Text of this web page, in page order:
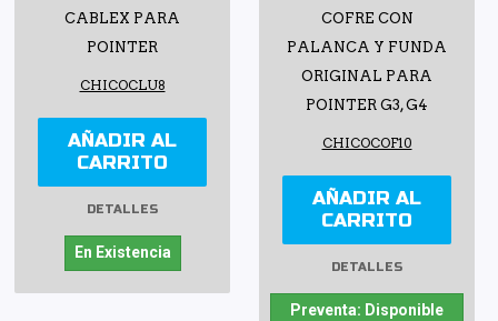
CABLEX PARA
POINTER
CHICOCLU8
AÑADIR AL
CARRITO
DETALLES
En Existencia
COFRE CON
PALANCA Y FUNDA
ORIGINAL PARA
POINTER G3, G4
CHICOCOF10
AÑADIR AL
CARRITO
DETALLES
Preventa: Disponible